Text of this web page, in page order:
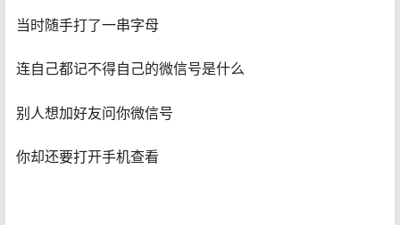
当时随手打了一串字母
连自己都记不得自己的微信号是什么
别人想加好友问你微信号
你却还要打开手机查看